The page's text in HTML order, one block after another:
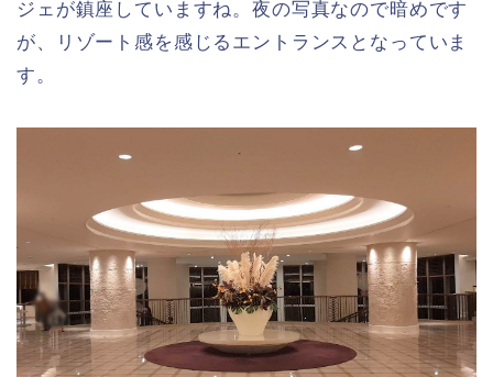
ジェが鎮座していますね。夜の写真なので暗めです
が、リゾート感を感じるエントランスとなっていま
す。